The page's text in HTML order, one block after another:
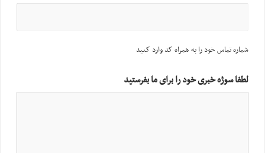
شماره تماس خود را به همراه کد وارد کنید
لطفا سوژه خبری خود را برای ما بفرستید